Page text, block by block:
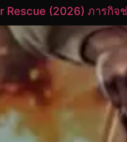
Rescue (2026) ภารกิจ